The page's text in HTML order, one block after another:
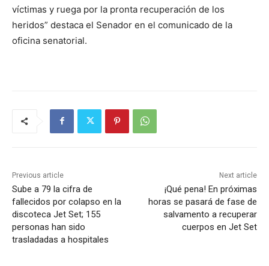
víctimas y ruega por la pronta recuperación de los
heridos” destaca el Senador en el comunicado de la
oficina senatorial.
Previous article
Sube a 79 la cifra de
fallecidos por colapso en la
discoteca Jet Set; 155
personas han sido
trasladadas a hospitales
Next article
¡Qué pena! En próximas
horas se pasará de fase de
salvamento a recuperar
cuerpos en Jet Set